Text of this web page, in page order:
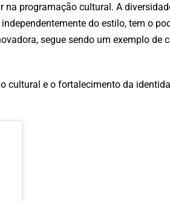
programação cultural. A
do estilo, tem o
segue sendo um exemplo de
cultural e o fortalecimento da